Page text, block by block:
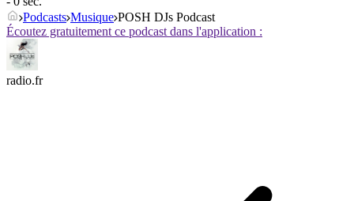
Podcasts Musique POSH DJs Podcast
Écoutez gratuitement ce podcast dans l'application :
radio.fr